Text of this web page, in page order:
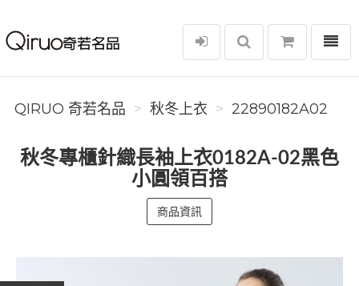
Qiruo 奇若名品
選單
QIRUO 奇若名品 秋冬上衣 22890182A02
秋冬專櫃針織長袖上衣0182A-02黑色
小圓領百搭
商品資訊